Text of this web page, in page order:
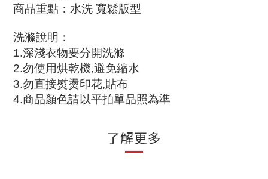
商品重點：水洗 寬鬆版型
洗滌說明 ：
1.深淺衣物要分開洗滌
2.勿使用烘乾機,避免縮水
3.勿直接熨燙印花,貼布
4.商品顏色請以平拍單品照為準
了解更多